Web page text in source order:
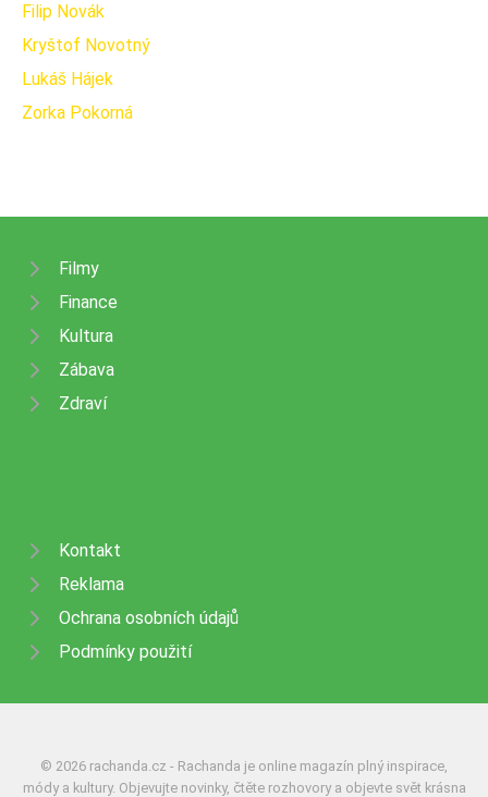
Filip Novák
Kryštof Novotný
Lukáš Hájek
Zorka Pokorná
Filmy
Finance
Kultura
Zábava
Zdraví
Kontakt
Reklama
Ochrana osobních údajů
Podmínky použití
© 2026 rachanda.cz - Rachanda je online magazín plný inspirace,
módy a kultury. Objevujte novinky, čtěte rozhovory a objevte svět krásna